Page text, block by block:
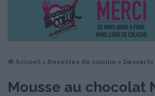
Accueil > Recettes de cuisine > Desserts
Mousse au chocolat